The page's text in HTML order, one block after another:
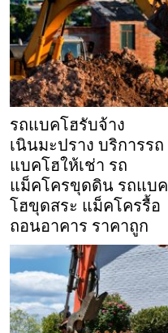
รถแบคโฮรับจ้าง
เนินมะปราง บริการรถ
แบคโฮให้เช่า รถ
แม็คโครขุดดิน รถแบค
โฮขุดสระ แม็คโครรื้อ
ถอนอาคาร ราคาถูก